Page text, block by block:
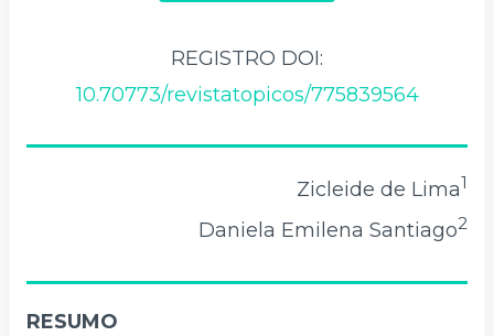
REGISTRO DOI:
10.70773/revistatopicos/775839564
Zicleide de Lima1
Daniela Emilena Santiago2
RESUMO